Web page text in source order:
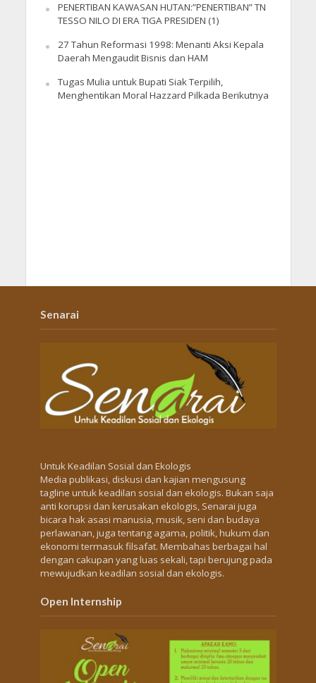
PENERTIBAN KAWASAN HUTAN:”PENERTIBAN” TN
TESSO NILO DI ERA TIGA PRESIDEN (1)
27 Tahun Reformasi 1998: Menanti Aksi Kepala
Daerah Mengaudit Bisnis dan HAM
Tugas Mulia untuk Bupati Siak Terpilih,
Menghentikan Moral Hazzard Pilkada Berikutnya
Senarai
Untuk Keadilan Sosial dan Ekologis
Media publikasi, diskusi dan kajian mengusung
tagline untuk keadilan sosial dan ekologis. Bukan saja
anti korupsi dan kerusakan ekologis, Senarai juga
bicara hak asasi manusia, musik, seni dan budaya
perlawanan, juga tentang agama, politik, hukum dan
ekonomi termasuk filsafat. Membahas berbagai hal
dengan cakupan yang luas sekali, tapi berujung pada
mewujudkan keadilan sosial dan ekologis.
Open Internship